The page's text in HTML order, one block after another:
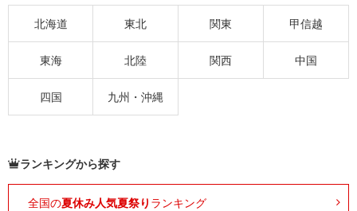
北海道 東北 関東 甲信越
東海 北陸 関西 中国
四国 九州・沖縄
ランキングから探す
全国の夏休み人気夏祭り ランキング